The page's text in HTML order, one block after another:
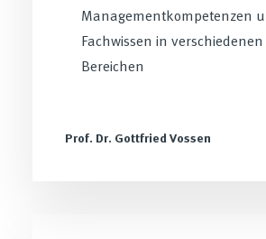
Managementkompetenzen
Fachwissen in verschiedenen
Bereichen
Prof. Dr. Gottfried Vossen